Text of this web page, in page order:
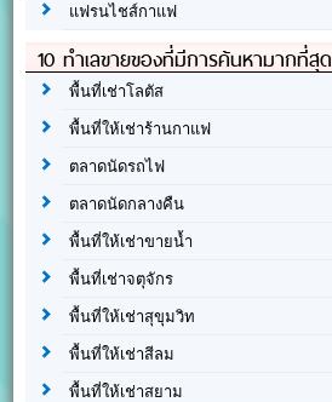
แฟรนไชส์กาแฟ
10 ทำเลขายของที่มีการค้นหามากที่สุด
พื้นที่เช่าโลตัส
พื้นที่ให้เช่าร้านกาแฟ
ตลาดนัดรถไฟ
ตลาดนัดกลางคืน
พื้นที่ให้เช่าขายน้ำ
พื้นที่เช่าจตุจักร
พื้นที่ให้เช่าสุขุมวิท
พื้นที่ให้เช่าสีลม
พื้นที่ให้เช่าสยาม